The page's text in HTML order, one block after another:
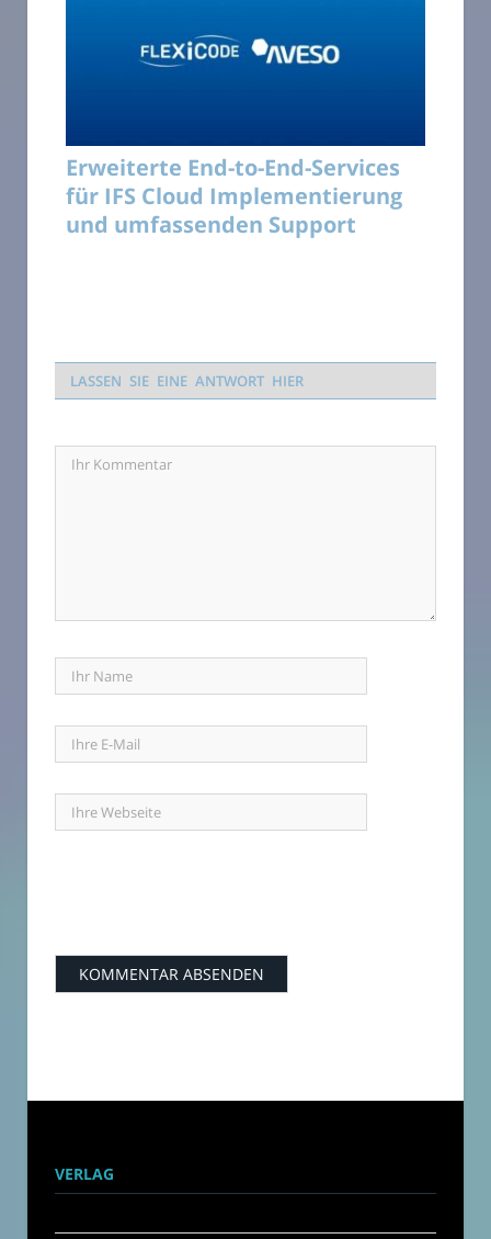
Erweiterte End-to-End-Services
für IFS Cloud Implementierung
und umfassenden Support
LASSEN SIE EINE ANTWORT HIER
VERLAG